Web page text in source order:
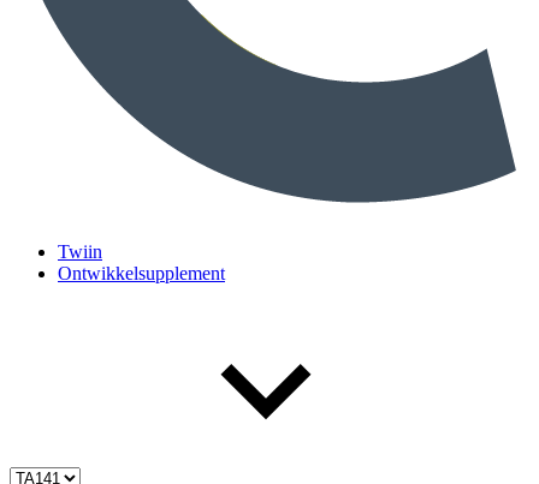
Twiin
Ontwikkelsupplement